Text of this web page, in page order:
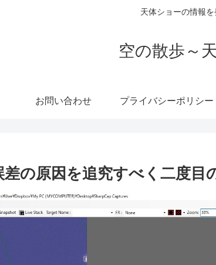
天体ショーの情報を
空の散歩～
お問い合わせ プライバシーポリシー
差の原因を追究すべく二度目